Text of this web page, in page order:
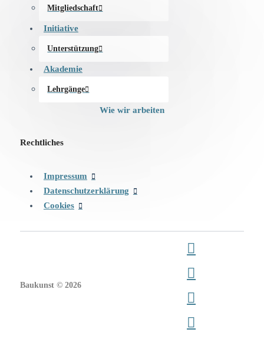
Mitgliedschaft
Initiative
Unterstützung
Akademie
Lehrgänge
Wie wir arbeiten
Rechtliches
Impressum
Datenschutzerklärung
Cookies
Baukunst © 2026